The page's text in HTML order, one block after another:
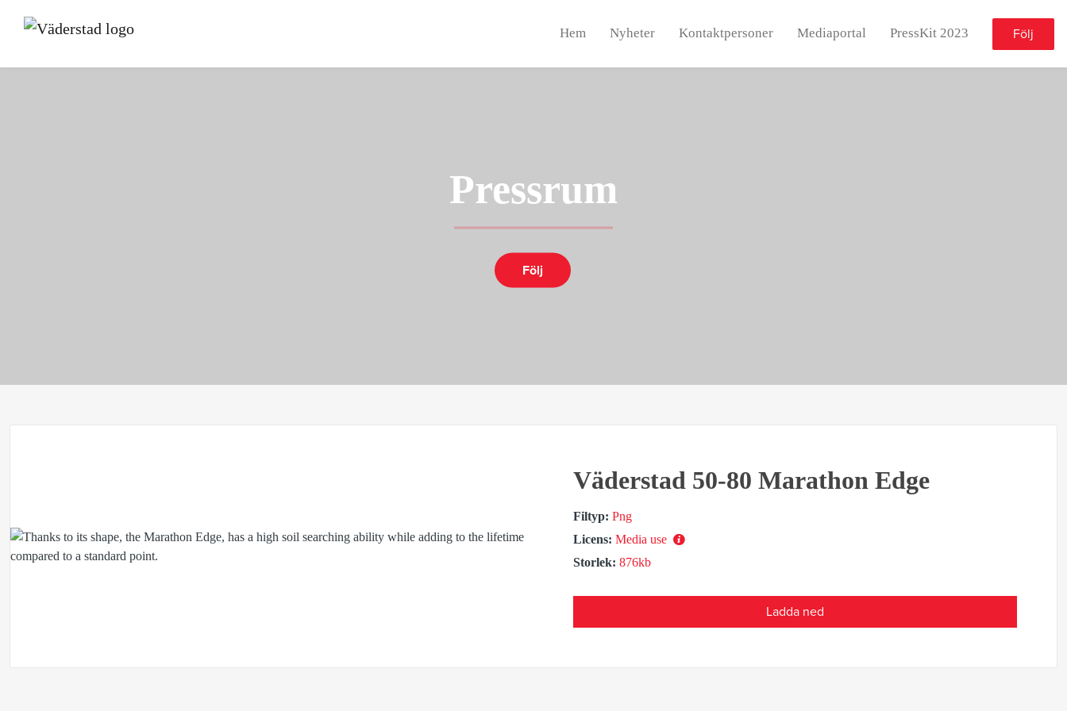
Hem Nyheter Kontaktpersoner Mediaportal PressKit 2023 Följ
Pressrum
Följ
Väderstad 50-80 Marathon Edge
Filtyp: Png
Licens: Media use
Storlek: 876kb
Ladda ned